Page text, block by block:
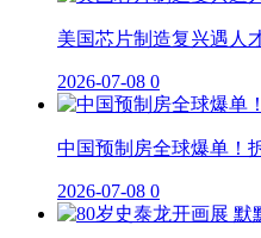
美国芯片制造复兴遇人
2026-07-08 0
中国预制房全球爆单！
2026-07-08 0